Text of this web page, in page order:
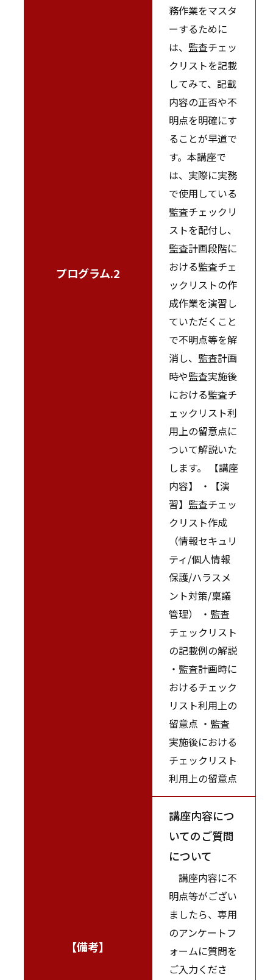
プログラム.2
務作業をマスタ
ーするために
は、監査チェッ
クリストを記載
してみて、記載
内容の正否や不
明点を明確にす
ることが早道で
す。本講座で
は、実際に実務
で使用している
監査チェックリ
ストを配付し、
監査計画段階に
おける監査チェ
ックリストの作
成作業を演習し
ていただくこと
で不明点等を解
消し、監査計画
時や監査実施後
における監査チ
ェックリスト利
用上の留意点に
ついて解説いた
します。 【講座
内容】 ・【演
習】監査チェッ
クリスト作成
（情報セキュリ
ティ/個人情報
保護/ハラスメ
ント対策/稟議
管理） ・監査
チェックリスト
の記載例の解説
・監査計画時に
おけるチェック
リスト利用上の
留意点 ・監査
実施後における
チェックリスト
利用上の留意点
【備考】
講座内容につ
いてのご質問
について
講座内容に不
明点等がござい
ましたら、専用
のアンケートフ
ォームに質問を
ご入力くださ